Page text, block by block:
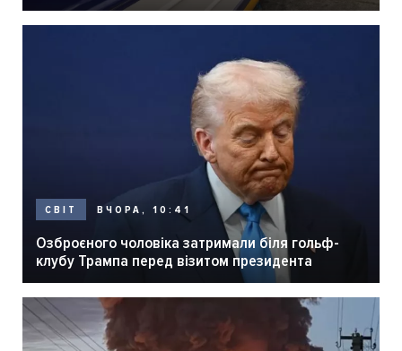
СВІТ ВЧОРА, 10:41
Озброєного чоловіка затримали біля гольф-
клубу Трампа перед візитом президента